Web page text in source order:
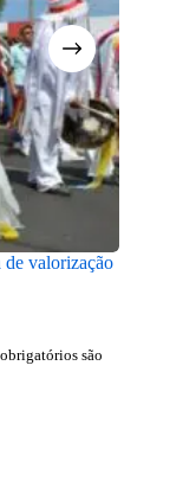
de valorização
são